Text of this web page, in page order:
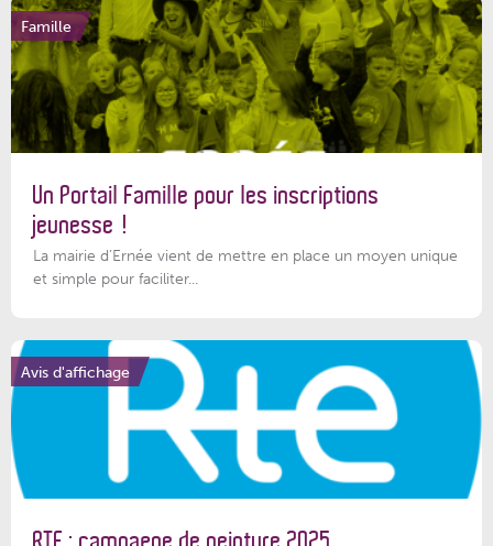
Famille
Un Portail Famille pour les inscriptions
jeunesse !
La mairie d’Ernée vient de mettre en place un moyen unique
et simple pour faciliter...
Avis d'affichage